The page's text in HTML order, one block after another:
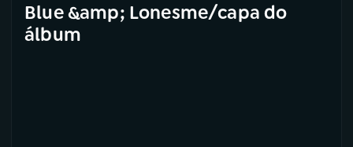
Blue &amp; Lonesme/capa do
álbum